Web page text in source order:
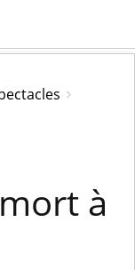
à